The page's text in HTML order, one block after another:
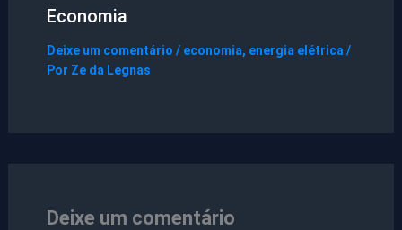
Economia
Deixe um comentário / economia, energia elétrica /
Por Ze da Legnas
Deixe um comentário